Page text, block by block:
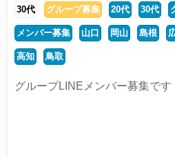
30代 グループ募集 20代 30代
メンバー募集 山口 岡山 島根
高知 鳥取
グループLINEメンバー募集です